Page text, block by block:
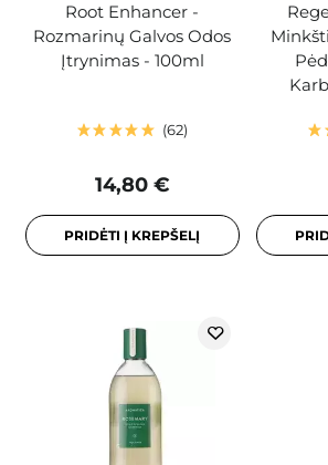
Root Enhancer -
Rozmarinų Galvos Odos
Įtrynimas - 100ml
62
14,80 €
PRIDĖTI Į KREPŠELĮ